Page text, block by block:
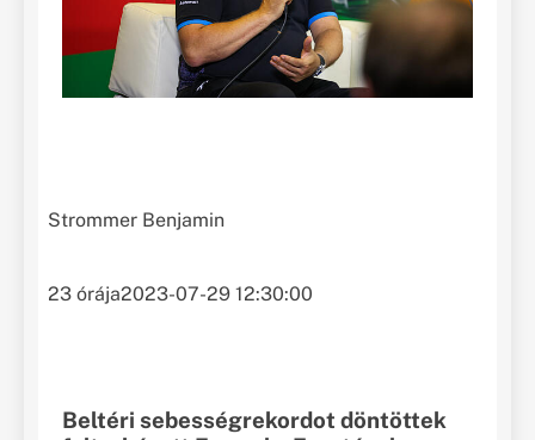
Strommer Benjamin
23 órája2023-07-29 12:30:00
Beltéri sebességrekordot döntöttek